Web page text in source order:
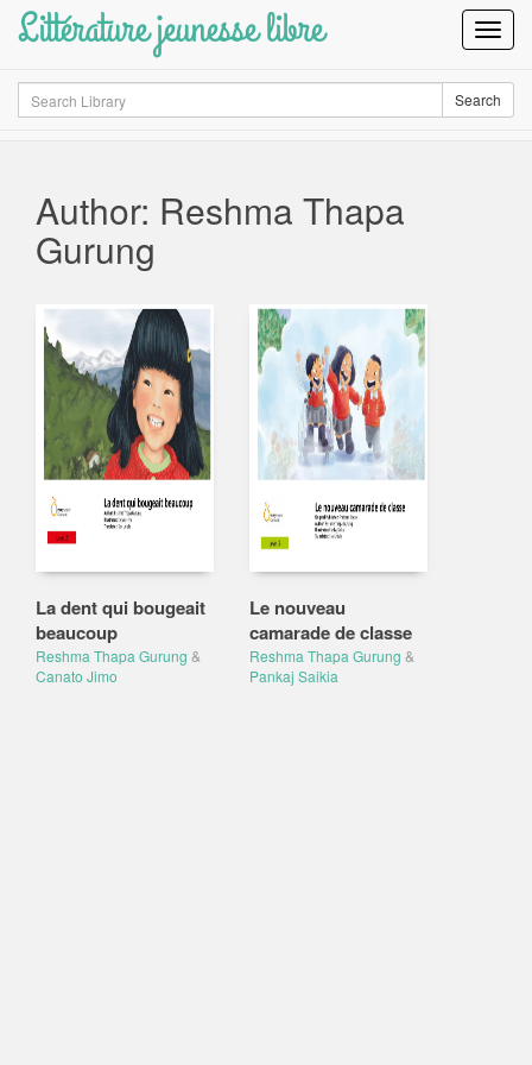
Littérature jeunesse libre
Search Search
Author: Reshma Thapa
Gurung
La dent qui bougeait
beaucoup
Reshma Thapa Gurung &
Canato Jimo
Le nouveau
camarade de classe
Reshma Thapa Gurung &
Pankaj Saikia